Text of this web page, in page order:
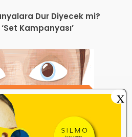
Dur Diyecek mi?
Kampanyası’
X